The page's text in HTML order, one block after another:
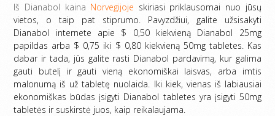
Iš Dianabol kaina Norvegijoje skiriasi priklausomai nuo jūsų
vietos, o taip pat stiprumo. Pavyzdžiui, galite užsisakyti
Dianabol internete apie $ 0,50 kiekvieną Dianabol 25mg
papildas arba $ 0,75 iki $ 0,80 kiekvieną 50mg tabletes. Kas
dabar ir tada, jūs galite rasti Dianabol pardavimą, kur galima
gauti butelį ir gauti vieną ekonomiškai laisvas, arba imtis
malonumą iš už tabletę nuolaida. Iki kiek, vienas iš labiausiai
ekonomiškas būdas įsigyti Dianabol tabletes yra įsigyti 50mg
tabletės ir suskirstė juos, kaip reikalaujama.